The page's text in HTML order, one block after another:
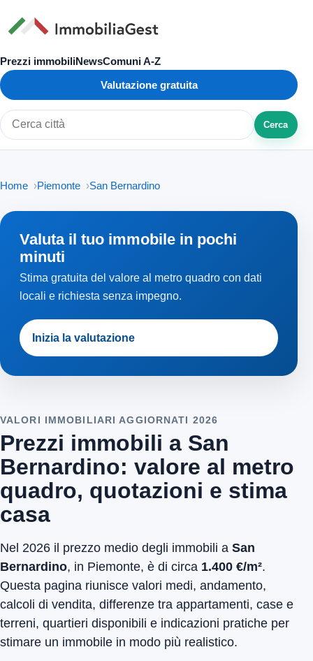
Prezzi immobiliNewsComuni A-Z
Valutazione gratuita
Cerca città o zona
Cerca
Home Piemonte San Bernardino
Valuta il tuo immobile in pochi
minuti
Stima gratuita del valore al metro quadro con dati
locali e richiesta senza impegno.
Inizia la valutazione
VALORI IMMOBILIARI AGGIORNATI 2026
Prezzi immobili a San
Bernardino: valore al metro
quadro, quotazioni e stima
casa
Nel 2026 il prezzo medio degli immobili a San
Bernardino, in Piemonte, è di circa 1.400 €/m².
Questa pagina riunisce valori medi, andamento,
calcoli di vendita, differenze tra appartamenti, case e
terreni, quartieri disponibili e indicazioni pratiche per
stimare un immobile in modo più realistico.